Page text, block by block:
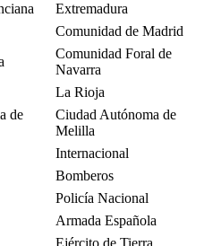
Extremadura
Comunidad de Madrid
Comunidad Foral de
Navarra
La Rioja
de
Ciudad Autónoma de
Melilla
Internacional
Bomberos
Policía Nacional
Armada Española
Ejército de Tierra